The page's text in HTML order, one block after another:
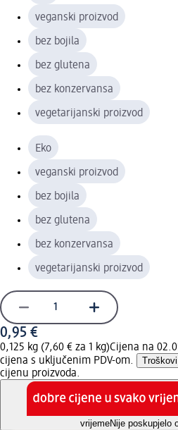
veganski proizvod
bez bojila
bez glutena
bez konzervansa
vegetarijanski proizvod
Eko
veganski proizvod
bez bojila
bez glutena
bez konzervansa
vegetarijanski proizvod
0,95 €
0,125 kg (7,60 € za 1 kg)Cijena na
cijena s uključenim PDV-om.
cijenu proizvoda.
vrijemeNije poskupjelo